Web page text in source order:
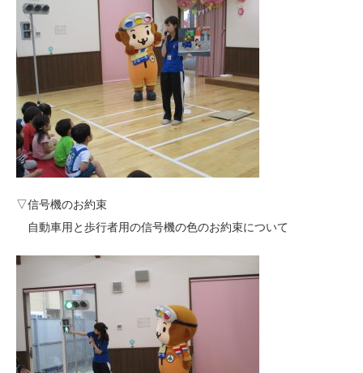
▽信号機のお約束
自動車用と歩行者用の信号機の色のお約束について